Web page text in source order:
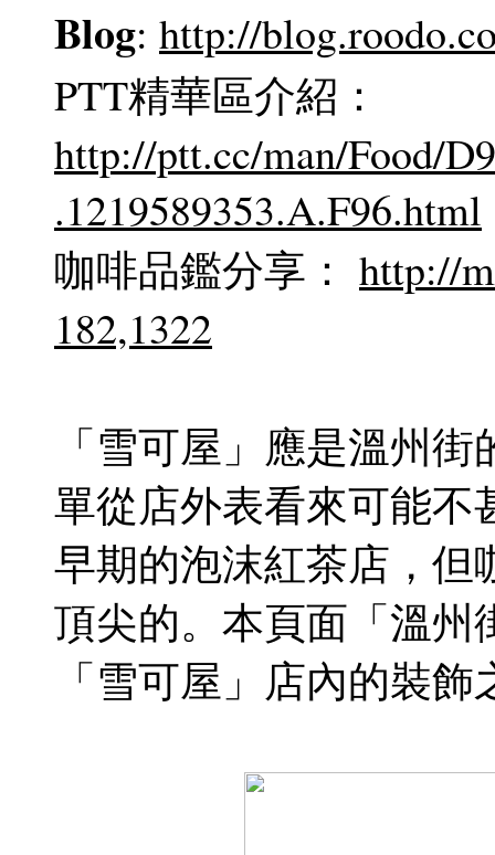
Blog: http://
PTT精華區介紹：
http://ptt.cc/man/Food/
.1219589353.A.F96.html
咖啡品鑑分享： http://
182,1322
「雪可屋」應是溫州
單從店外表看來可能不
早期的泡沫紅茶店，但
頂尖的。本頁面「溫州
「雪可屋」店內的裝飾